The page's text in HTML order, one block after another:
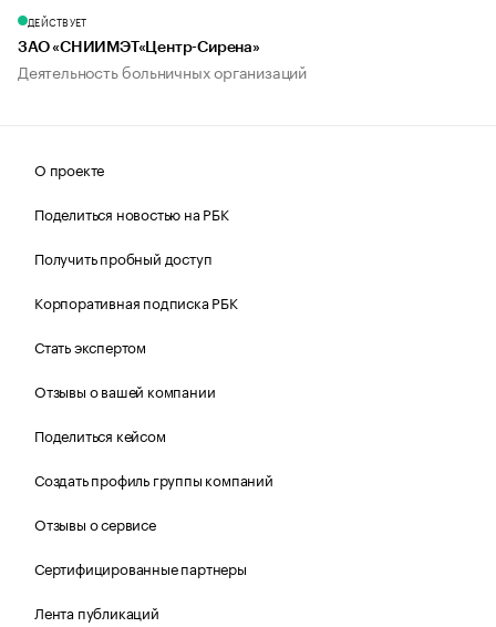
ДЕЙСТВУЕТ
ЗАО «СНИИМЭТ«Центр-Сирена»
Деятельность больничных организаций
О проекте
Поделиться новостью на РБК
Получить пробный доступ
Корпоративная подписка РБК
Стать экспертом
Отзывы о вашей компании
Поделиться кейсом
Создать профиль группы компаний
Отзывы о сервисе
Сертифицированные партнеры
Лента публикаций